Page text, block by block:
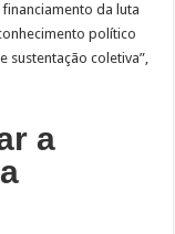
da luta
político
sustentação coletiva”,
a